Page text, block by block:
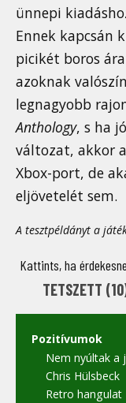
ünnepi
Ennek kapcsán
picikét boros
azoknak
legnagyobb
Anthology, s ha
változat, akkor
Xbox-port, de
eljövetelét sem.
A tesztpéldányt a
Kattints, ha
TETSZETT (10
Pozitívumok
Nem nyúltak a
Chris Hülsbeck
Retro hangulat